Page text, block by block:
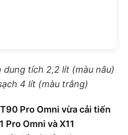
dung tích 2,2 lít (màu nâu)
4 lít (màu trắng)
Pro Omni vừa cải tiến
Pro Omni và X11